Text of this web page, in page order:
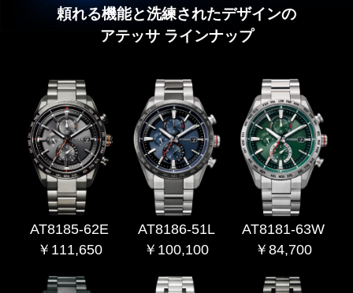
頼れる機能と洗練されたデザインの
アテッサ ラインナップ
AT8185-62E
￥111,650
AT8186-51L
￥100,100
AT8181-63W
￥84,700